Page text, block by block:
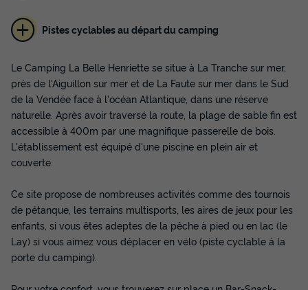
Mobilhome 2 personnes - CONFORT 1
CHAMBRE
Surface
20m²
Adultes
2
Chambres
1
Salle de bain
1
Chaise longue
Congélateur
+ 4
Mobilhome 2 personnes - CONFORT 1 CHAMBRE
du 29/08/2026
Pistes cyclables au départ du camping
Le Camping La Belle Henriette se situe à La Tranche sur mer,
près de l'Aiguillon sur mer et de La Faute sur mer dans le Sud
de la Vendée face à l'océan Atlantique, dans une réserve
naturelle. Après avoir traversé la route, la plage de sable fin est
accessible à 400m par une magnifique passerelle de bois.
L'établissement est équipé d'une piscine en plein air et
couverte.
Ce site propose de nombreuses activités comme des tournois
de pétanque, les terrains multisports, les aires de jeux pour les
enfants, si vous êtes adeptes de la pêche à pied ou en lac (le
Lay) si vous aimez vous déplacer en vélo (piste cyclable à la
porte du camping).